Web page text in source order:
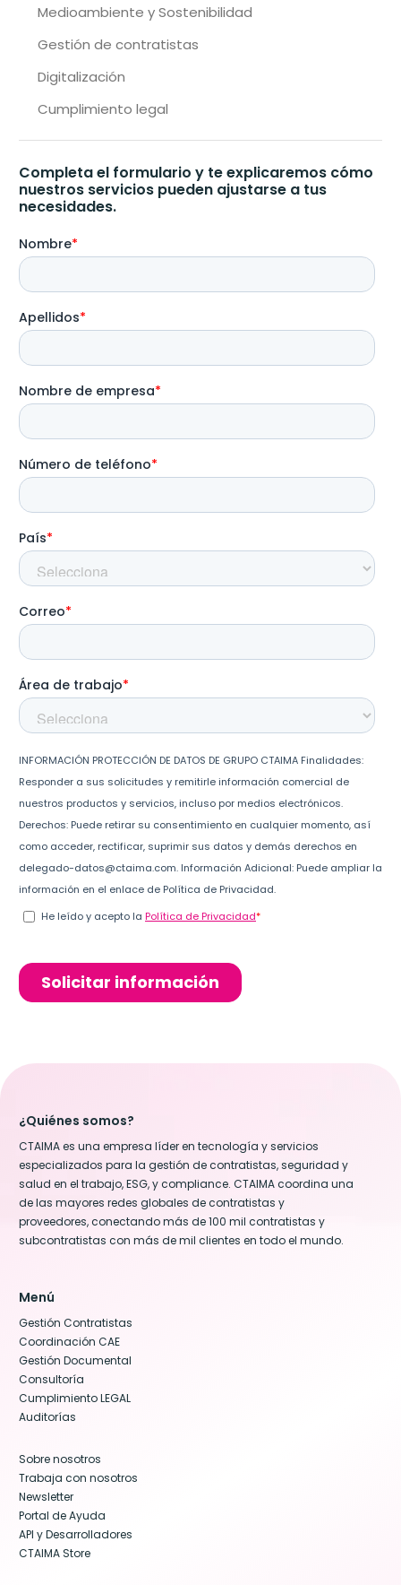
Medioambiente y Sostenibilidad
Gestión de contratistas
Digitalización
Cumplimiento legal
Completa el formulario y te explicaremos cómo
nuestros servicios pueden ajustarse a tus
necesidades.
¿Quiénes somos?
CTAIMA es una empresa líder en tecnología y servicios
especializados para la gestión de contratistas, seguridad y
salud en el trabajo, ESG, y compliance. CTAIMA coordina una
de las mayores redes globales de contratistas y
proveedores, conectando más de 100 mil contratistas y
subcontratistas con más de mil clientes en todo el mundo.
Menú
Gestión Contratistas
Coordinación CAE
Gestión Documental
Consultoría
Cumplimiento LEGAL
Auditorías
Sobre nosotros
Trabaja con nosotros
Newsletter
Portal de Ayuda
API y Desarrolladores
CTAIMA Store